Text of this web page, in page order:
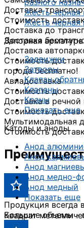
разного
Жесть
Жесть черная
Запорная арматура
Задвижки
Затворы
Клапан
Клапаны
Краны
Показать еще
Катоды и аноды
Анод
Анод
Анод
Анод медно-
Анод медный
Показать еще
Квадрат
Доставка
Стоимость
Доставка до
Доставка
Доставка
Стоимость
города бесплатно!
Авиадоставка
Стоимость
Доставка в
Стоимость
Мультимодальная
Стоимость
Продукция всегда
Большие объемы -